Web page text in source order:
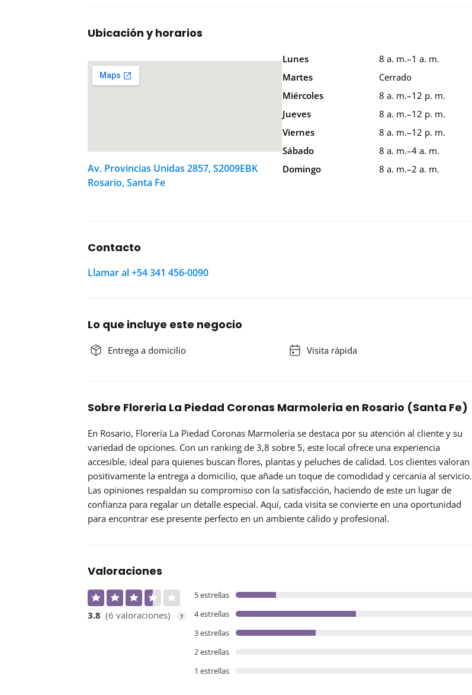
Ubicación y horarios
Av. Provincias Unidas 2857, S2009EBK
Rosario, Santa Fe
Lunes
8 a. m.–1 a. m.
Martes
Cerrado
Miércoles
8 a. m.–12 p. m.
Jueves
8 a. m.–12 p. m.
Viernes
8 a. m.–12 p. m.
Sábado
8 a. m.–4 a. m.
Domingo
8 a. m.–2 a. m.
Contacto
Llamar al +54 341 456-0090
Lo que incluye este negocio
Entrega a domicilio Visita rápida
Sobre Floreria La Piedad Coronas Marmoleria en Rosario (Santa Fe)
En Rosario, Florería La Piedad Coronas Marmolería se destaca por su atención al cliente y su
variedad de opciones. Con un ranking de 3,8 sobre 5, este local ofrece una experiencia
accesible, ideal para quienes buscan flores, plantas y peluches de calidad. Los clientes valoran
positivamente la entrega a domicilio, que añade un toque de comodidad y cercanía al servicio.
Las opiniones respaldan su compromiso con la satisfacción, haciendo de este un lugar de
confianza para regalar un detalle especial. Aquí, cada visita se convierte en una oportunidad
para encontrar ese presente perfecto en un ambiente cálido y profesional.
Valoraciones
3.8 (6 valoraciones) ?
5 estrellas
4 estrellas
3 estrellas
2 estrellas
1 estrellas